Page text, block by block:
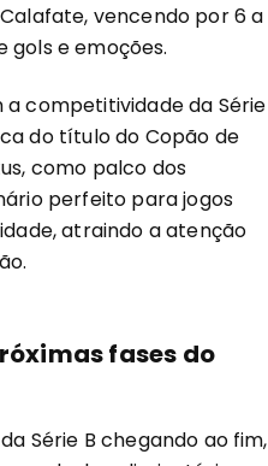
vencendo por 6 a
gols e emoções.
a competitividade da Série
do título do Copão de
como palco dos
perfeito para jogos
atraindo a atenção
fases do
Série B chegando ao fim,